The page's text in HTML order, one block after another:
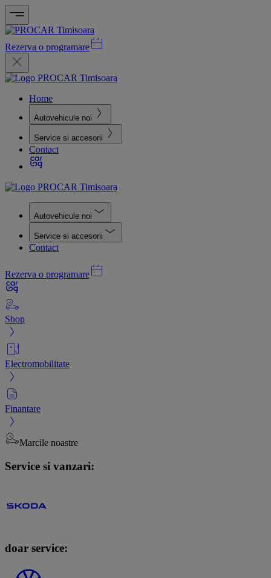
Rezerva o programare
Home
Autovehicule noi
Service si accesorii
Contact
Autovehicule noi
Service si accesorii
Contact
Rezerva o programare
Shop
Electromobilitate
Finantare
Marcile noastre
Service si vanzari:
doar service: